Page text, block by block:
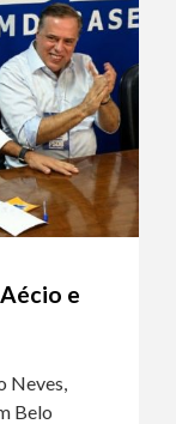
e
Neves,
Belo